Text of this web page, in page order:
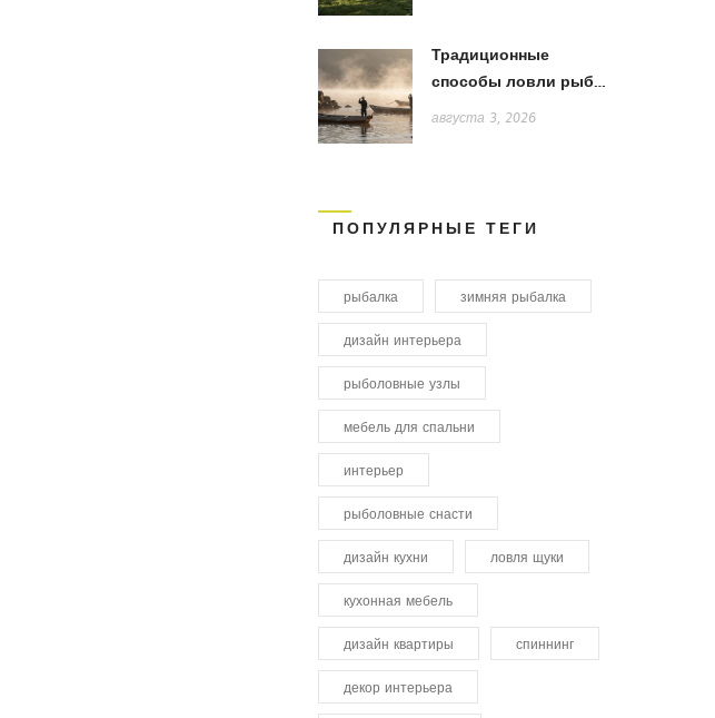
Традиционные
способы ловли рыбы
в Японии: от жаберных
августа 3, 2026
ПОПУЛЯРНЫЕ ТЕГИ
рыбалка зимняя рыбалка
дизайн интерьера
рыболовные узлы
мебель для спальни
интерьер
рыболовные снасти
дизайн кухни ловля щуки
кухонная мебель
дизайн квартиры спиннинг
декор интерьера